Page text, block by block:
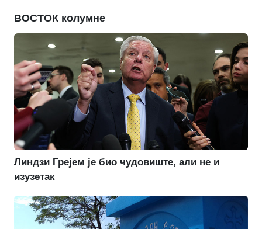
ВОСТОК колумне
Линдзи Грејем је био чудовиште, али не и
изузетак